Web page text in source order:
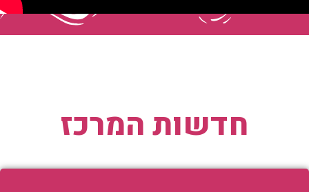
חדשות המרכז